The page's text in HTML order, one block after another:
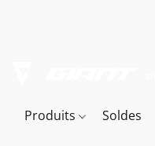
Produits Soldes